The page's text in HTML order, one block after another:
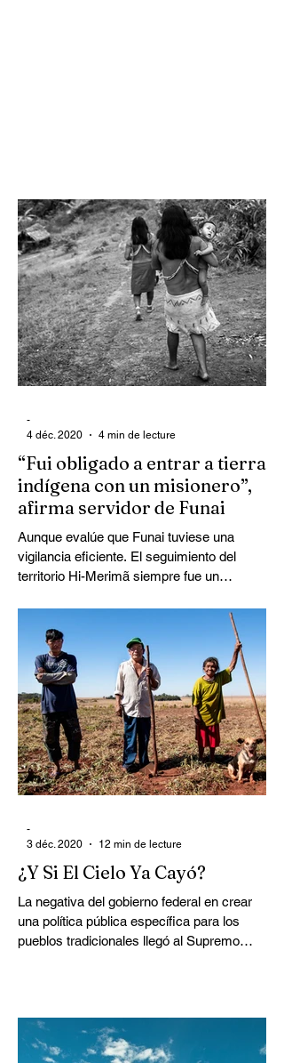
“Fui obligado a entrar a tierra
indígena con un misionero”,
afirma servidor de Funai
Aunque evalúe que Funai tuviese una
vigilancia eficiente. El seguimiento del
territorio Hi-Merimã siempre fue un
-
4 déc. 2020
4 min de lecture
¿Y Si El Cielo Ya Cayó?
La negativa del gobierno federal en crear
una política pública específica para los
pueblos tradicionales llegó al Supremo
-
3 déc. 2020
12 min de lecture